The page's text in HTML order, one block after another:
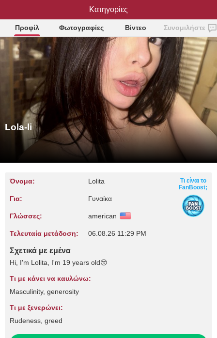
Lola-li
Προφίλ Φωτογραφίες Βίντεο Συνομιλήστε
Lola-li
Όνομα: Lolita
Για: Γυναίκα
Γλώσσες: american
Τελευταία μετάδοση: 06.08.26 11:29 PM
Τι είναι το
FanBoost;
Σχετικά με εμένα
Hi, I'm Lolita, I'm 19 years old😚
Τι με κάνει να καυλώνω:
Masculinity, generosity
Τι με ξενερώνει:
Rudeness, greed
Κατηγορίες